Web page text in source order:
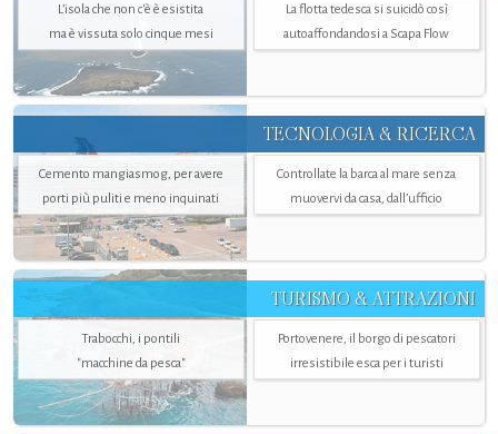
L’isola che non c'è è esistita
ma è vissuta solo cinque mesi
La flotta tedesca si suicidò così
autoaffondandosi a Scapa Flow
TECNOLOGIA & RICERCA
Cemento mangiasmog, per avere
porti più puliti e meno inquinati
Controllate la barca al mare senza
muovervi da casa, dall’ufficio
TURISMO & ATTRAZIONI
Trabocchi, i pontili
"macchine da pesca"
Portovenere, il borgo di pescatori
irresistibile esca per i turisti